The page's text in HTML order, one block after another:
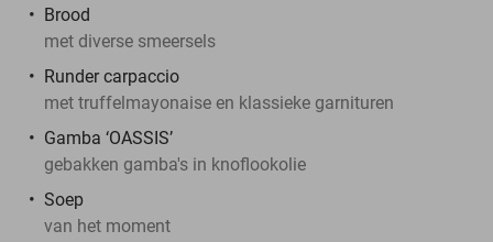
Brood
met diverse smeersels
Runder carpaccio
met truffelmayonaise en klassieke garnituren
Gamba ‘OASSIS’
gebakken gamba's in knoflookolie
Soep
van het moment